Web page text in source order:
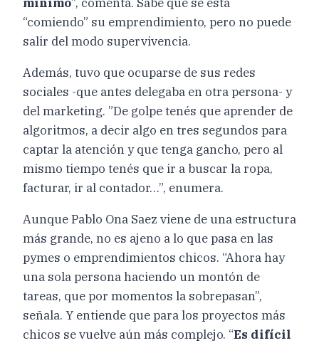
“comiendo” su emprendimiento, pero no puede
salir del modo supervivencia.
Además, tuvo que ocuparse de sus redes
sociales -que antes delegaba en otra persona- y
del marketing. ”De golpe tenés que aprender de
algoritmos, a decir algo en tres segundos para
captar la atención y que tenga gancho, pero al
mismo tiempo tenés que ir a buscar la ropa,
facturar, ir al contador…”, enumera.
Aunque Pablo Ona Saez viene de una estructura
más grande, no es ajeno a lo que pasa en las
pymes o emprendimientos chicos. “Ahora hay
una sola persona haciendo un montón de
tareas, que por momentos la sobrepasan”,
señala. Y entiende que para los proyectos más
chicos se vuelve aún más complejo. “Es difícil